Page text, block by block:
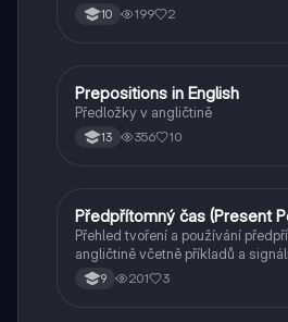
10 199 2
Angličtina
Prepositions in English
Předložky v angličtině
13 356 10
Angličtina
Předpřítomný čas (Present
Přehled tvoření a používání
angličtině včetně příkladů a
9 201 3